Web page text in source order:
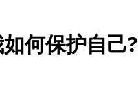
何保护自己?